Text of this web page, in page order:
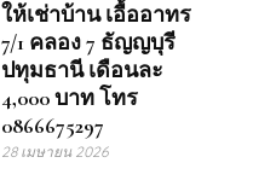
ให้เช่าบ้าน เอื้ออาทร
7/1 คลอง 7 ธัญญบุรี
ปทุมธานี เดือนละ
4,000 บาท โทร
0866675297
28 เมษายน 2026